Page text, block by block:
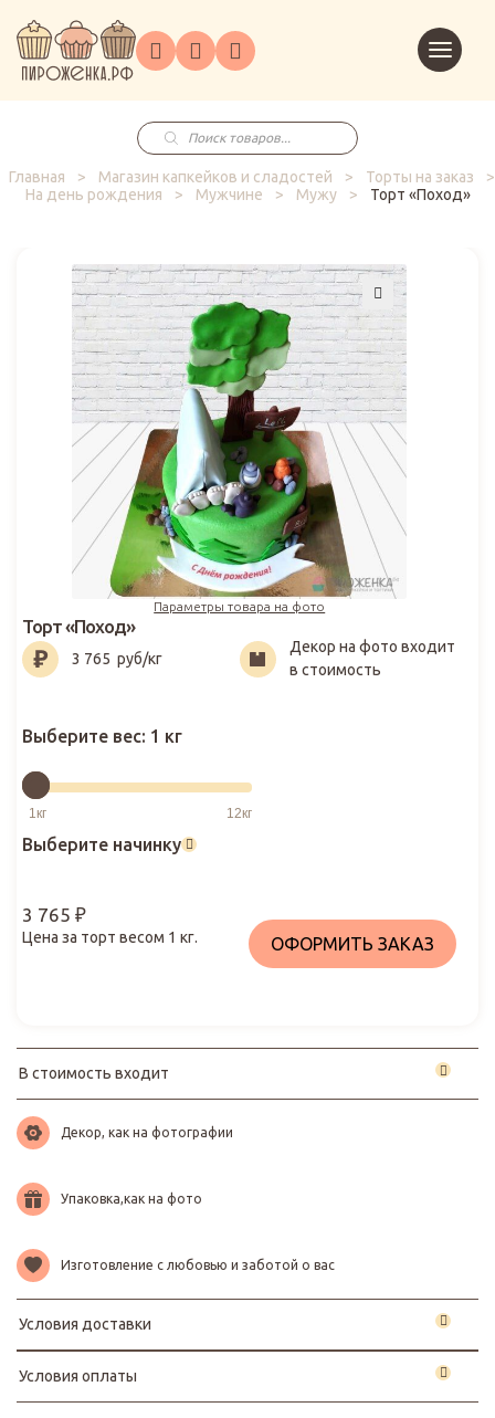
ГлавнаяКаталог
на
заказ
Праздники
Корпоративным
клиентам
в
корзину
Поиск
товаров
Главная
> Магазин капкейков и сладостей > Торты на заказ
>
На день рождения
> Мужчине > Мужу > Торт «Поход»
Параметры товара на фото
3 765₽
Торт «Поход»
3 765 руб/кг
Декор на фото входит
в стоимость
Выберите вес: 1 кг
Выберите начинку
3 765 ₽
Цена за торт весом 1 кг. ОФОРМИТЬ ЗАКАЗ
В стоимость входит
Декор, как на фотографии
Упаковка,как на фото
Изготовление с любовью и заботой о вас
Условия доставки
Условия оплаты